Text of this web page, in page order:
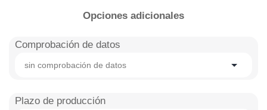
Opciones adicionales
Comprobación de datos
sin comprobación de datos
Plazo de producción